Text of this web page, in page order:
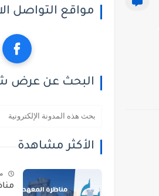
مواقع التواصل
البحث عن عرض
الأكثر مشاهدة